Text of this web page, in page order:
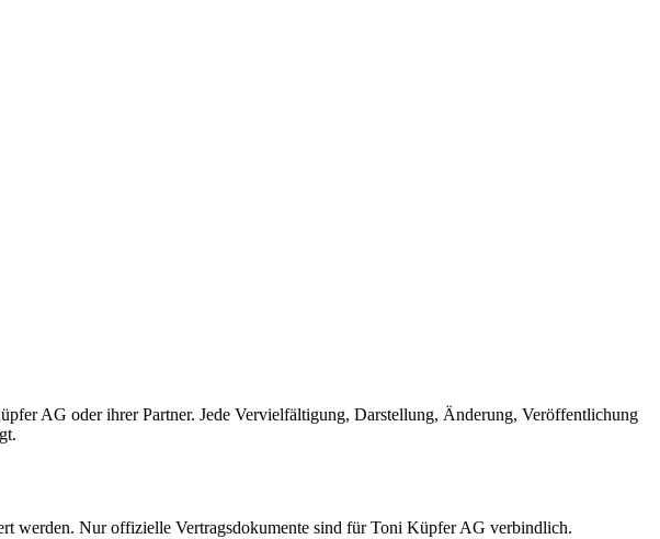
AG oder ihrer Partner. Jede Vervielfältigung, Darstellung, Änderung, Veröffentlichung
werden. Nur offizielle Vertragsdokumente sind für Toni Küpfer AG verbindlich.